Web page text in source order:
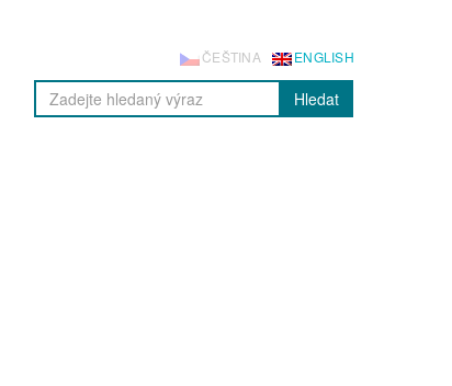
ENGLISH
ČEŠTINA
Hledat